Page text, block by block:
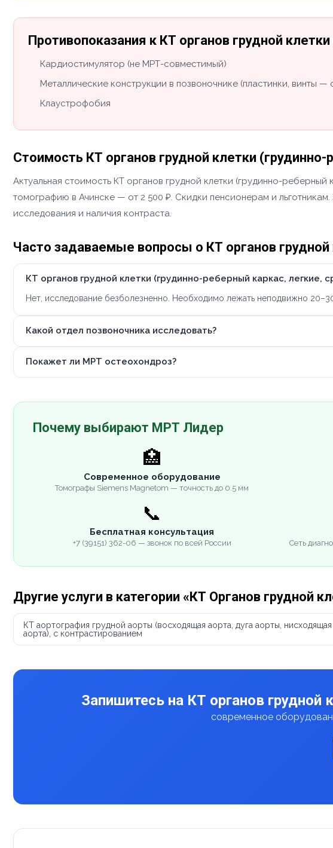
Противопоказания к КТ органов грудной
Кардиостимулятор (не МРТ-совместимый)
Металлические конструкции в позвоночнике (пластинки, винты —
Клаустрофобия
Стоимость КТ органов грудной клетки
Актуальная стоимость КТ органов грудной клетки (грудинно-
томографию в Ачинске — от 2 500 ₽. Скидки пенсионерам и
исследования и наличия контраста.
Часто задаваемые вопросы о КТ органов
КТ органов грудной клетки (грудинно-реберный каркас, легкие,
Нет, исследование безболезненно. Необходимо лежать неподвижно
Какой отдел позвоночника исследовать?
Покажет ли МРТ остеохондроз?
Почему выбирают МРТ Лидер
🏥
Современное оборудование
Томографы Siemens Magnetom — точность до 0.5 мм
📞
Бесплатная консультация
+7 (39151) 362-06 — звонок по всей России Сеть
Другие услуги в категории «КТ Органов грудной
КТ аортография грудной аорты (восходящая аорта, дуга аорты, нисходящая
аорта), с контрастированием
Запишитесь на КТ органов грудной
современное